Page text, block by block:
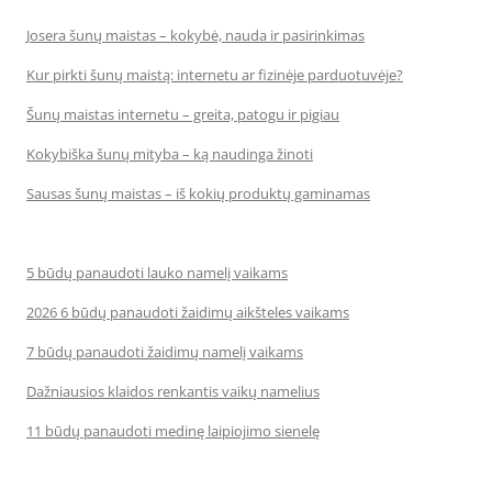
Josera šunų maistas – kokybė, nauda ir pasirinkimas
Kur pirkti šunų maistą: internetu ar fizinėje parduotuvėje?
Šunų maistas internetu – greita, patogu ir pigiau
Kokybiška šunų mityba – ką naudinga žinoti
Sausas šunų maistas – iš kokių produktų gaminamas
5 būdų panaudoti lauko namelį vaikams
2026 6 būdų panaudoti žaidimų aikšteles vaikams
7 būdų panaudoti žaidimų namelį vaikams
Dažniausios klaidos renkantis vaikų namelius
11 būdų panaudoti medinę laipiojimo sienelę